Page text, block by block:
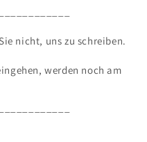
nicht, uns zu schreiben.
werden noch am